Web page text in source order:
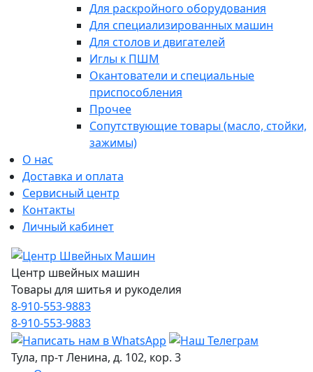
Для раскройного оборудования
Для специализированных машин
Для столов и двигателей
Иглы к ПШМ
Окантователи и специальные
приспособления
Прочее
Сопутствующие товары (масло, стойки,
зажимы)
О нас
Доставка и оплата
Сервисный центр
Контакты
Личный кабинет
Центр швейных машин
Товары для шитья и рукоделия
8-910-553-9883
8-910-553-9883
Тула, пр-т Ленина, д. 102, кор. 3